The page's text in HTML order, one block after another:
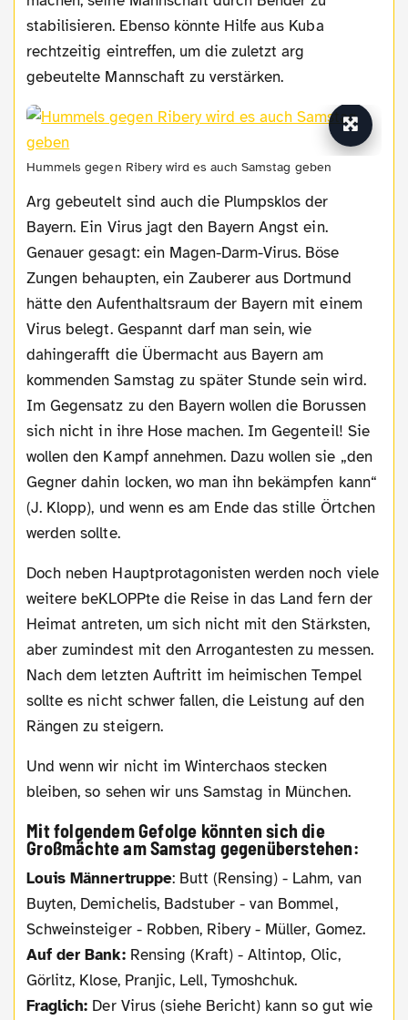
stabilisieren. Ebenso könnte Hilfe aus Kuba
rechtzeitig eintreffen, um die zuletzt arg
gebeutelte Mannschaft zu verstärken.
Hummels gegen Ribery wird es auch Samstag geben
Arg gebeutelt sind auch die Plumpsklos der
Bayern. Ein Virus jagt den Bayern Angst ein.
Genauer gesagt: ein Magen-Darm-Virus. Böse
Zungen behaupten, ein Zauberer aus Dortmund
hätte den Aufenthaltsraum der Bayern mit einem
Virus belegt. Gespannt darf man sein, wie
dahingerafft die Übermacht aus Bayern am
kommenden Samstag zu später Stunde sein wird.
Im Gegensatz zu den Bayern wollen die Borussen
sich nicht in ihre Hose machen. Im Gegenteil! Sie
wollen den Kampf annehmen. Dazu wollen sie „den
Gegner dahin locken, wo man ihn bekämpfen kann“
(J. Klopp), und wenn es am Ende das stille Örtchen
werden sollte.
Doch neben Hauptprotagonisten werden noch viele
weitere beKLOPPte die Reise in das Land fern der
Heimat antreten, um sich nicht mit den Stärksten,
aber zumindest mit den Arrogantesten zu messen.
Nach dem letzten Auftritt im heimischen Tempel
sollte es nicht schwer fallen, die Leistung auf den
Rängen zu steigern.
Und wenn wir nicht im Winterchaos stecken
bleiben, so sehen wir uns Samstag in München.
Mit folgendem Gefolge könnten sich die
Großmächte am Samstag gegenüberstehen:
Louis Männertruppe: Butt (Rensing) - Lahm, van
Buyten, Demichelis, Badstuber - van Bommel,
Schweinsteiger - Robben, Ribery - Müller, Gomez.
Auf der Bank:Rensing (Kraft) - Altintop, Olic,
Görlitz, Klose, Pranjic, Lell, Tymoshchuk.
Fraglich: Der Virus (siehe Bericht) kann so gut wie